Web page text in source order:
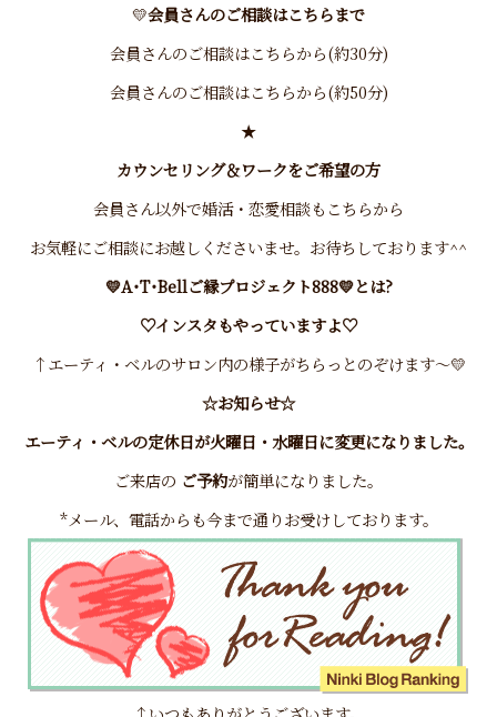
💛会員さんのご相談はこちらまで
会員さんのご相談はこちらから(約30分)
会員さんのご相談はこちらから(約50分)
★
カウンセリング＆ワークをご希望の方
会員さん以外で婚活・恋愛相談もこちらから
お気軽にご相談にお越しくださいませ。お待ちしております^^
💛A･T･Bellご縁プロジェクト888💛とは?
♡インスタもやっていますよ♡
↑エーティ・ベルのサロン内の様子がちらっとのぞけます～💛
☆お知らせ☆
エーティ・ベルの定休日が火曜日・水曜日に変更になりました。
ご来店の ご予約が簡単になりました。
*メール、電話からも今まで通りお受けしております。